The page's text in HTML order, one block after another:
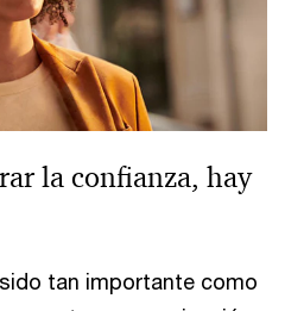
la confianza, hay
tan importante como